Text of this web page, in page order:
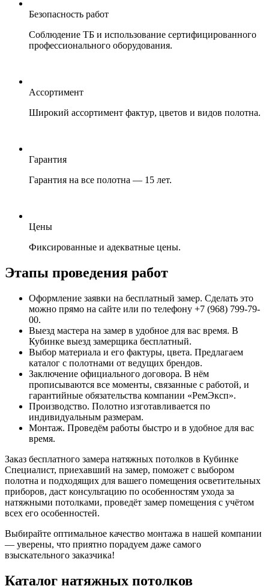
Безопасность работ
Соблюдение ТБ и использование сертифицированного
профессионального оборудования.
Ассортимент
Широкий ассортимент фактур, цветов и видов полотна.
Гарантия
Гарантия на все полотна — 15 лет.
Цены
Фиксированные и адекватные цены.
Этапы проведения работ
Оформление заявки на бесплатный замер. Сделать это
можно прямо на сайте или по телефону +7 (968) 799-79-
00.
Выезд мастера на замер в удобное для вас время. В
Кубинке выезд замерщика бесплатный.
Выбор материала и его фактуры, цвета. Предлагаем
каталог с полотнами от ведущих брендов.
Заключение официального договора. В нём
прописываются все моменты, связанные с работой, и
гарантийные обязательства компании «РемЭксп».
Производство. Полотно изготавливается по
индивидуальным размерам.
Монтаж. Проведём работы быстро и в удобное для вас
время.
Заказ бесплатного замера натяжных потолков в Кубинке
Специалист, приехавший на замер, поможет с выбором
полотна и подходящих для вашего помещения осветительных
приборов, даст консультацию по особенностям ухода за
натяжными потолками, проведёт замер помещения с учётом
всех его особенностей.
Выбирайте оптимальное качество монтажа в нашей компании
— уверены, что приятно порадуем даже самого
взыскательного заказчика!
Каталог натяжных потолков